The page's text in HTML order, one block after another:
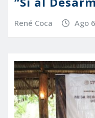
René Coca Ago